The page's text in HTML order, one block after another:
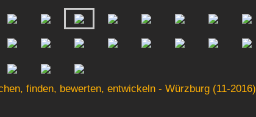
finden, bewerten, entwickeln - Würzburg (11-2016)